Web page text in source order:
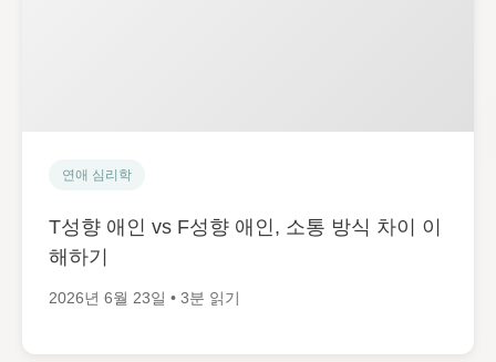
연애 심리학
T성향 애인 vs F성향 애인, 소통 방식 차이 이
해하기
2026년 6월 23일 • 3분 읽기